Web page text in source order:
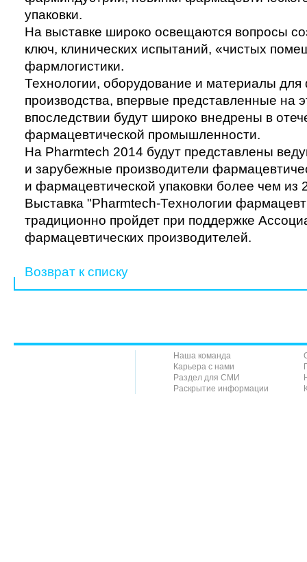
упаковки.
На выставке широко освещаются вопросы
ключ, клинических испытаний, «чистых
фармлогистики.
Технологии, оборудование и материалы для
производства, впервые представленные на
впоследствии будут широко внедрены в
фармацевтической промышленности.
На Pharmtech 2014 будут представлены
и зарубежные производители
и фармацевтической упаковки более чем из
Выставка "Pharmtech-Технологии
традиционно пройдет при поддержке
фармацевтических производителей.
Возврат к списку
Наша команда
Карьера с нами
Раздел для СМИ
Раскрытие информации